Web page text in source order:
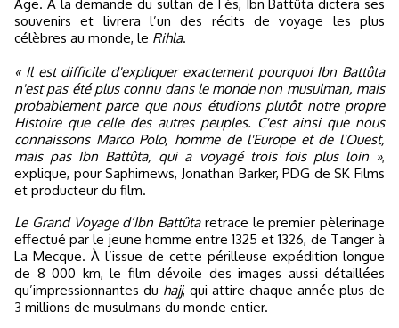
Âge. À la demande du sultan de Fès, Ibn Battûta dictera ses
souvenirs et livrera l’un des récits de voyage les plus
célèbres au monde, le Rihla.
« Il est difficile d'expliquer exactement pourquoi Ibn Battûta
n'est pas été plus connu dans le monde non musulman, mais
probablement parce que nous étudions plutôt notre propre
Histoire que celle des autres peuples. C'est ainsi que nous
connaissons Marco Polo, homme de l'Europe et de l'Ouest,
mais pas Ibn Battûta, qui a voyagé trois fois plus loin »,
explique, pour Saphirnews, Jonathan Barker, PDG de SK Films
et producteur du film.
Le Grand Voyage d’Ibn Battûtaretrace le premier pèlerinage
effectué par le jeune homme entre 1325 et 1326, de Tanger à
La Mecque. À l’issue de cette périlleuse expédition longue
de 8 000 km, le film dévoile des images aussi détaillées
qu’impressionnantes du hajj, qui attire chaque année plus de
3 millions de musulmans du monde entier.